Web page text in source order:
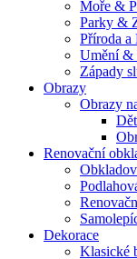
Moře &
Parky &
Příroda
Umění &
Západy
Obrazy
Obrazy
Renovační
Dekorace
Klasické